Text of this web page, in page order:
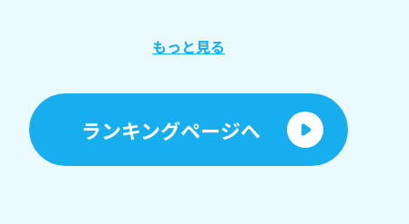
れてありがとうございました・∀・
もっと見る
ランキングページへ